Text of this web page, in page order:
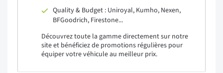
Quality & Budget : Uniroyal, Kumho, Nexen,
BFGoodrich, Firestone...
Découvrez toute la gamme directement sur notre
site et bénéficiez de promotions régulières pour
équiper votre véhicule au meilleur prix.